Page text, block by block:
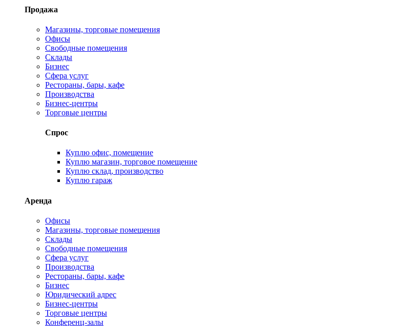
Продажа
Магазины, торговые помещения
Офисы
Свободные помещения
Склады
Бизнес
Сфера услуг
Рестораны, бары, кафе
Производства
Бизнес-центры
Торговые центры
Спрос
Куплю офис, помещение
Куплю магазин, торговое помещение
Куплю склад, производство
Куплю гараж
Аренда
Офисы
Магазины, торговые помещения
Склады
Свободные помещения
Сфера услуг
Производства
Рестораны, бары, кафе
Бизнес
Юридический адрес
Бизнес-центры
Торговые центры
Конференц-залы